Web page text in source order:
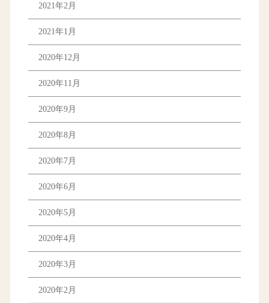
2021年2月
2021年1月
2020年12月
2020年11月
2020年9月
2020年8月
2020年7月
2020年6月
2020年5月
2020年4月
2020年3月
2020年2月